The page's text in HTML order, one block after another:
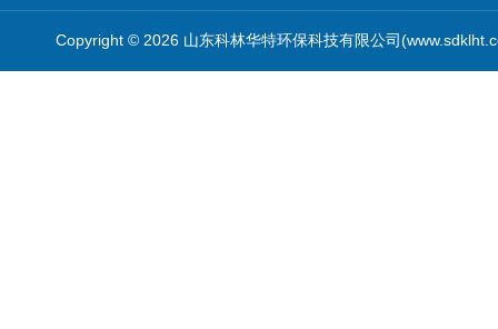
Copyright © 2026 山东科林华特环保科技有限公司